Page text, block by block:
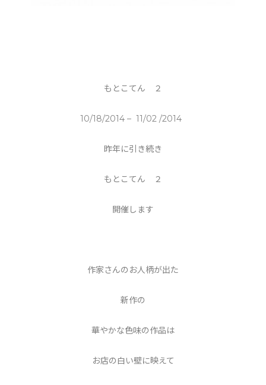
もとこてん ２
10/18/2014 – 11/02 /2014
昨年に引き続き
もとこてん ２
開催します
作家さんのお人柄が出た
新作の
華やかな色味の作品は
お店の白い壁に映えて